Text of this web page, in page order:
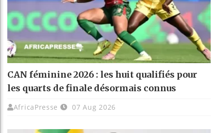
CAN féminine 2026 : les huit qualifiés pour
les quarts de finale désormais connus
AfricaPresse 07 Aug 2026